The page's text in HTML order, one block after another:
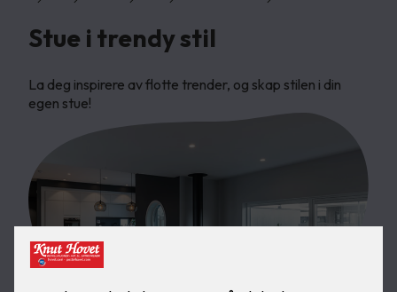
Stue i trendy stil
La deg inspirere av flotte trender, og skap stilen i din
egen stue!